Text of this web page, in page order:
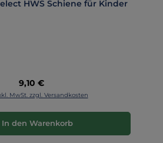
HWS Schiene für Kinder
Regulärer Preis:
9,10 €
MwSt. zzgl. Versandkosten
In den Warenkorb